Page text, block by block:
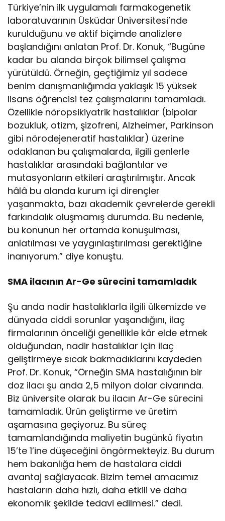
Türkiye’nin ilk uygulamalı farmakogenetik
laboratuvarının Üsküdar Üniversitesi’nde
kurulduğunu ve aktif biçimde analizlere
başlandığını anlatan Prof. Dr. Konuk, “Bugüne
kadar bu alanda birçok bilimsel çalışma
yürütüldü. Örneğin, geçtiğimiz yıl sadece
benim danışmanlığımda yaklaşık 15 yüksek
lisans öğrencisi tez çalışmalarını tamamladı.
Özellikle nöropsikiyatrik hastalıklar (bipolar
bozukluk, otizm, şizofreni, Alzheimer, Parkinson
gibi nörodejeneratif hastalıklar) üzerine
odaklanan bu çalışmalarda, ilgili genlerle
hastalıklar arasındaki bağlantılar ve
mutasyonların etkileri araştırılmıştır. Ancak
hâlâ bu alanda kurum içi dirençler
yaşanmakta, bazı akademik çevrelerde gerekli
farkındalık oluşmamış durumda. Bu nedenle,
bu konunun her ortamda konuşulması,
anlatılması ve yaygınlaştırılması gerektiğine
inanıyorum.” diye konuştu.
SMA ilacının Ar-Ge sürecini tamamladık
Şu anda nadir hastalıklarla ilgili ülkemizde ve
dünyada ciddi sorunlar yaşandığını, ilaç
firmalarının önceliği genellikle kâr elde etmek
olduğundan, nadir hastalıklar için ilaç
geliştirmeye sıcak bakmadıklarını kaydeden
Prof. Dr. Konuk, “Örneğin SMA hastalığının bir
doz ilacı şu anda 2,5 milyon dolar civarında.
Biz üniversite olarak bu ilacın Ar-Ge sürecini
tamamladık. Ürün geliştirme ve üretim
aşamasına geçiyoruz. Bu süreç
tamamlandığında maliyetin bugünkü fiyatın
15’te 1’ine düşeceğini öngörmekteyiz. Bu durum
hem bakanlığa hem de hastalara ciddi
avantaj sağlayacak. Bizim temel amacımız
hastaların daha hızlı, daha etkili ve daha
ekonomik şekilde tedavi edilmesi.” dedi.